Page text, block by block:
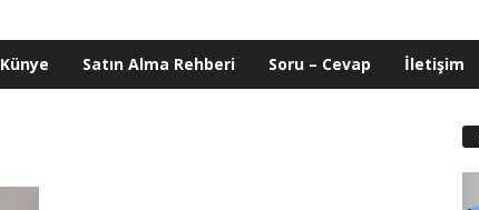
Künye Satın Alma Rehberi Soru – Cevap İletişim